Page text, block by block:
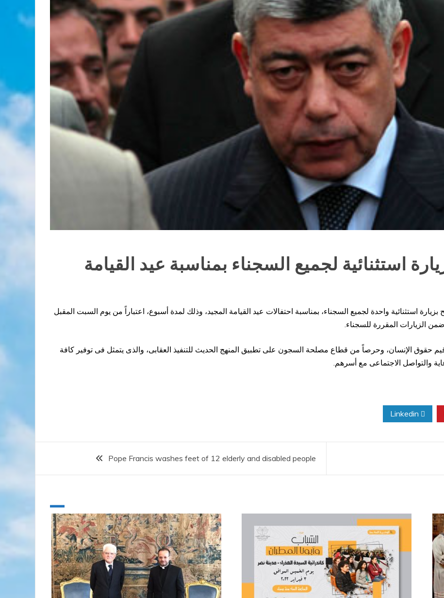
استثنائية لجميع السجناء بمناسبة عيد القيامة
بزيارة استثنائية واحدة لجميع السجناء، بمناسبة احتفالات عيد القيامة المجيد، وذلك لمدة أسبوع، اعتباراً من يوم السبت المقبل
الزيارات المقررة للسجناء.
حقوق الإنسان، وحرصاً من قطاع مصلحة السجون على تطبيق المنهج الحديث للتنفيذ العقابى، والذى يتمثل فى توفير كافة
والتواصل الاجتماعى مع أسرهم.
Pope Francis washes feet of 12 elderly and disabled people